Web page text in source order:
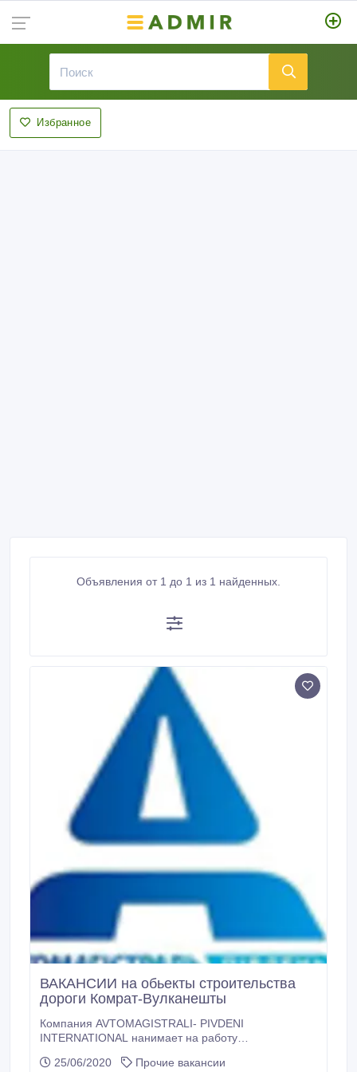
Избранное
Объявления от 1 до 1 из 1 найденных.
ВАКАНСИИ на обьекты строительства
дороги Комрат-Вулканешты
Компания AVTOMAGISTRALI- PIVDENI
INTERNATIONAL нанимает на работу
автодорог: 1. МАСТЕРОВ / БРИГАДИРОВ; 2.
25/06/2020
Прочие вакансии